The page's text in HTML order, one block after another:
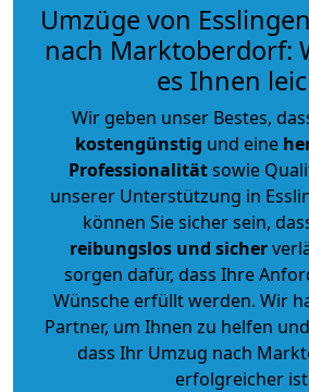
Umzüge von
nach Marktoberdorf:
es Ihnen
Wir geben unser Bestes,
kostengünstig und eine
Professionalitätsowie
unserer Unterstützung in
können Sie sicher sein,
reibungslos und sicher
sorgen dafür, dass Ihre
Wünsche erfüllt werden. Wir
Partner, um Ihnen zu helfen
dass Ihr Umzug nach
erfolgreicher